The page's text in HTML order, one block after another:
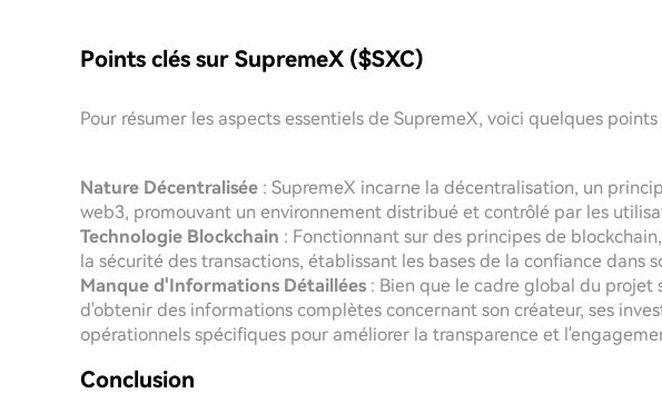
Points clés sur SupremeX ($SXC)
Pour résumer les aspects essentiels de SupremeX, voici quelques points
Nature Décentralisée : SupremeX incarne la décentralisation, un
web3, promouvant un environnement distribué et contrôlé par les
Technologie Blockchain : Fonctionnant sur des principes de
la sécurité des transactions, établissant les bases de la confiance dans
Manque d'Informations Détaillées : Bien que le cadre global du projet
d'obtenir des informations complètes concernant son créateur, ses
opérationnels spécifiques pour améliorer la transparence et
Conclusion